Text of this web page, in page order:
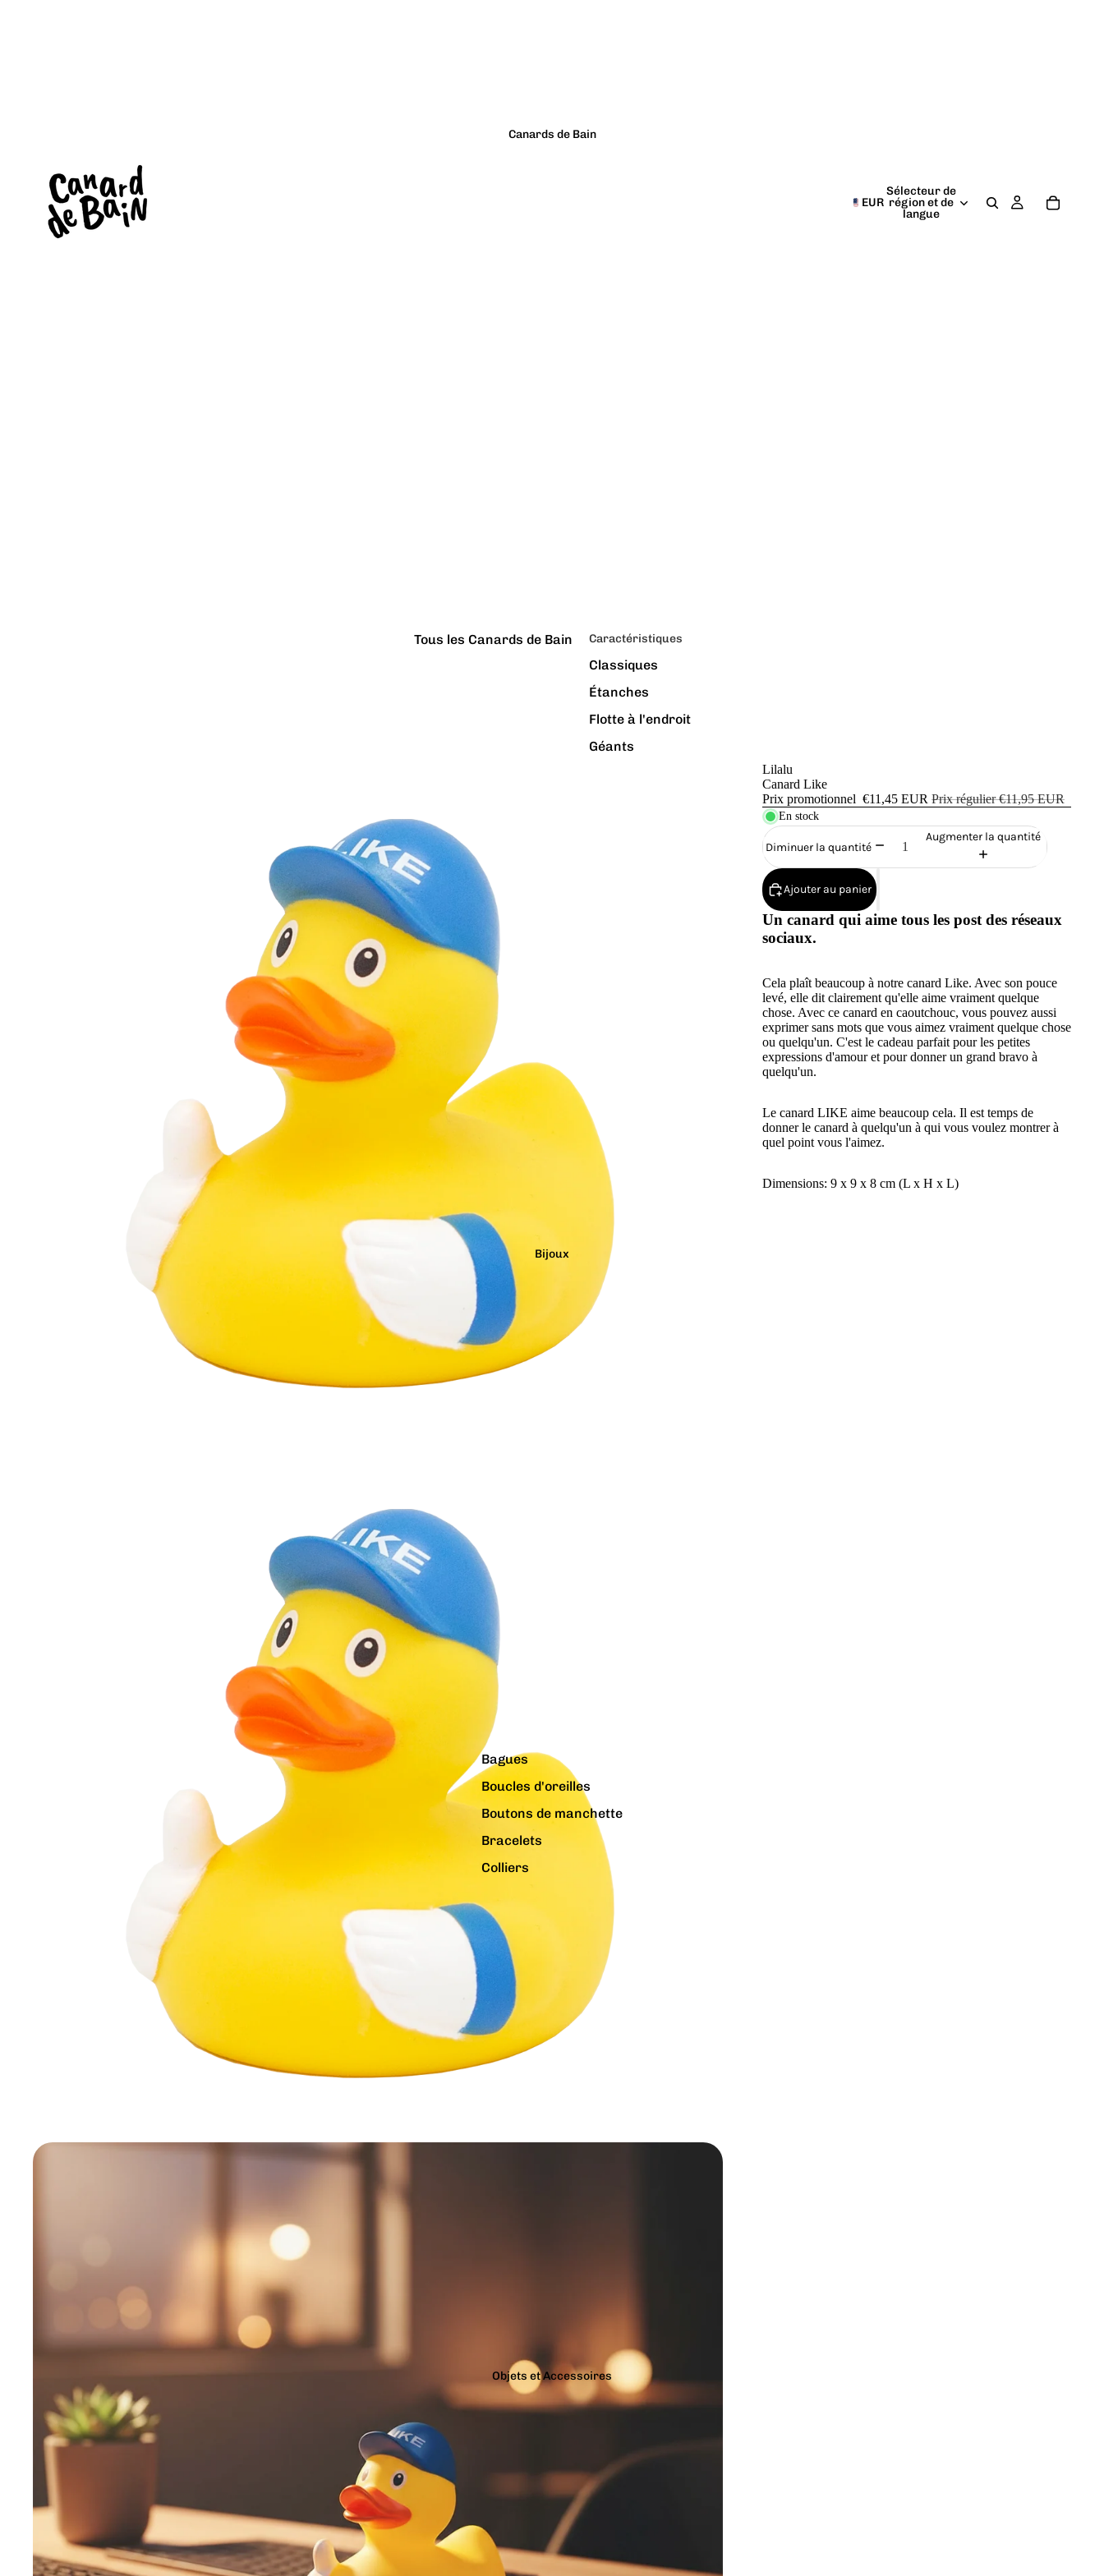
Canards de Bain
Tous les Canards de Bain Caractéristiques
Classiques
Étanches
Flotte à l'endroit
Géants
Arc-en-ciel
Argenté
Marron
Noir
Bijoux
Bagues
Boucles d'oreilles
Boutons de manchette
Bracelets
Colliers
Pins
Tout voir...
Objets et Accessoires
EUR
Sélecteur de
région et de
langue
Lilalu
Canard Like
Prix promotionnel €11,45 EUR Prix régulier€11,95 EUR
En stock
Diminuer la quantité
Augmenter la quantité
Ajouter au panier
Un canard qui aime tous les post des réseaux
sociaux.
Cela plaît beaucoup à notre canard Like. Avec son pouce
levé, elle dit clairement qu'elle aime vraiment quelque
chose. Avec ce canard en caoutchouc, vous pouvez aussi
exprimer sans mots que vous aimez vraiment quelque chose
ou quelqu'un. C'est le cadeau parfait pour les petites
expressions d'amour et pour donner un grand bravo à
quelqu'un.
Le canard LIKE aime beaucoup cela. Il est temps de
donner le canard à quelqu'un à qui vous voulez montrer à
quel point vous l'aimez.
Dimensions: 9 x 9 x 8 cm (L x H x L)